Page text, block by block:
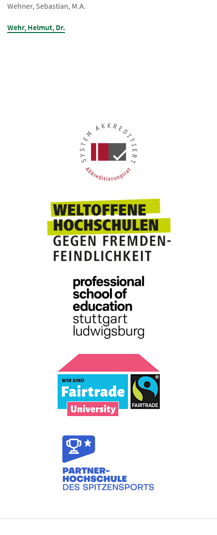
Wehner, Sebastian, M.A.
Wehr, Helmut, Dr.